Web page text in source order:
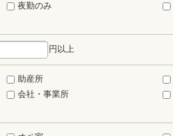
夜勤のみ
円以上
助産所
会社・事業所